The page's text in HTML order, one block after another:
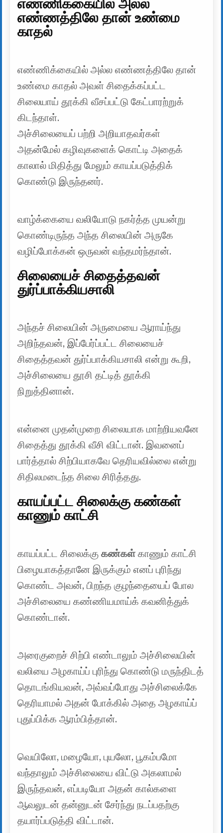
எண்ணத்திலே தான் உண்மை
காதல்
எண்ணிக்கையில் அல்ல எண்ணத்திலே தான்
உண்மை காதல் அவள் சிதைக்கப்பட்ட
சிலையாய் தூக்கி வீசப்பட்டு கேட்பாரற்றுக்
கிடந்தாள்.
அச்சிலையைப் பற்றி அறியாதவர்கள்
அதன்மேல் கழிவுகளைக் கொட்டி அதைக்
காலால் மிதித்து மேலும் காயப்படுத்திக்
கொண்டு இருந்தனர்.
வாழ்க்கையை வலியோடு நகர்த்த முயன்று
கொண்டிருந்த அந்த சிலையின் அருகே
வழிப்போக்கன் ஒருவன் வந்தமர்ந்தான்.
சிலையைச் சிதைத்தவன்
துர்ப்பாக்கியசாலி
அந்தச் சிலையின் அருமையை ஆராய்ந்து
அறிந்தவன், இப்பேர்ப்பட்ட சிலையைச்
சிதைத்தவன் துர்ப்பாக்கியசாலி என்று கூறி,
அச்சிலையை தூசி தட்டித் தூக்கி
நிறுத்தினான்.
என்னை முதன்முறை சிலையாக மாற்றியவனே
சிதைத்து தூக்கி வீசி விட்டான். இவனைப்
பார்த்தால் சிற்பியாகவே தெரியவில்லை என்று
சிதிலமடைந்த சிலை சிரித்தது.
காயப்பட்ட சிலைக்கு கண்கள்
காணும் காட்சி
காயப்பட்ட சிலைக்குகண்கள்காணும் காட்சி
பிழையாகத்தானே இருக்கும் எனப் புரிந்து
கொண்ட அவன், பிறந்த குழந்தையைப் போல
அச்சிலையை கண்ணியமாய்க் கவனித்துக்
கொண்டான்.
அரைகுறைச் சிற்பி எண்டாலும் அச்சிலையின்
வலியை அழகாய்ப் புரிந்து கொண்டு மருந்திடத்
தொடங்கியவன், அவ்வப்போது அச்சிலைக்கே
தெரியாமல் அதன் போக்கில் அதை அழகாய்ப்
புதுப்பிக்க ஆரம்பித்தான்.
வெயிலோ, மழையோ, புயலோ, பூகம்பமோ
வந்தாலும் அச்சிலையை விட்டு அகலாமல்
இருந்தவன், எப்படியோ அதன் கால்களை
ஆவலுடன் தன்னுடன் சேர்ந்து நடப்பதற்கு
தயார்ப்படுத்தி விட்டான்.